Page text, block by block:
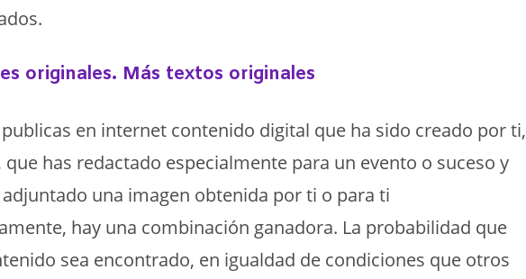
originales. Más textos originales
en internet contenido digital que ha sido creado por ti,
que has redactado especialmente para un evento o suceso y
una imagen obtenida por ti o para ti
hay una combinación ganadora. La probabilidad que
sea encontrado, en igualdad de condiciones que otros